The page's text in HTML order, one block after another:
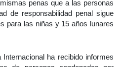
penas que a las personas
de responsabilidad penal sigue
para las niñas y 15 años lunares
ha recibido informes